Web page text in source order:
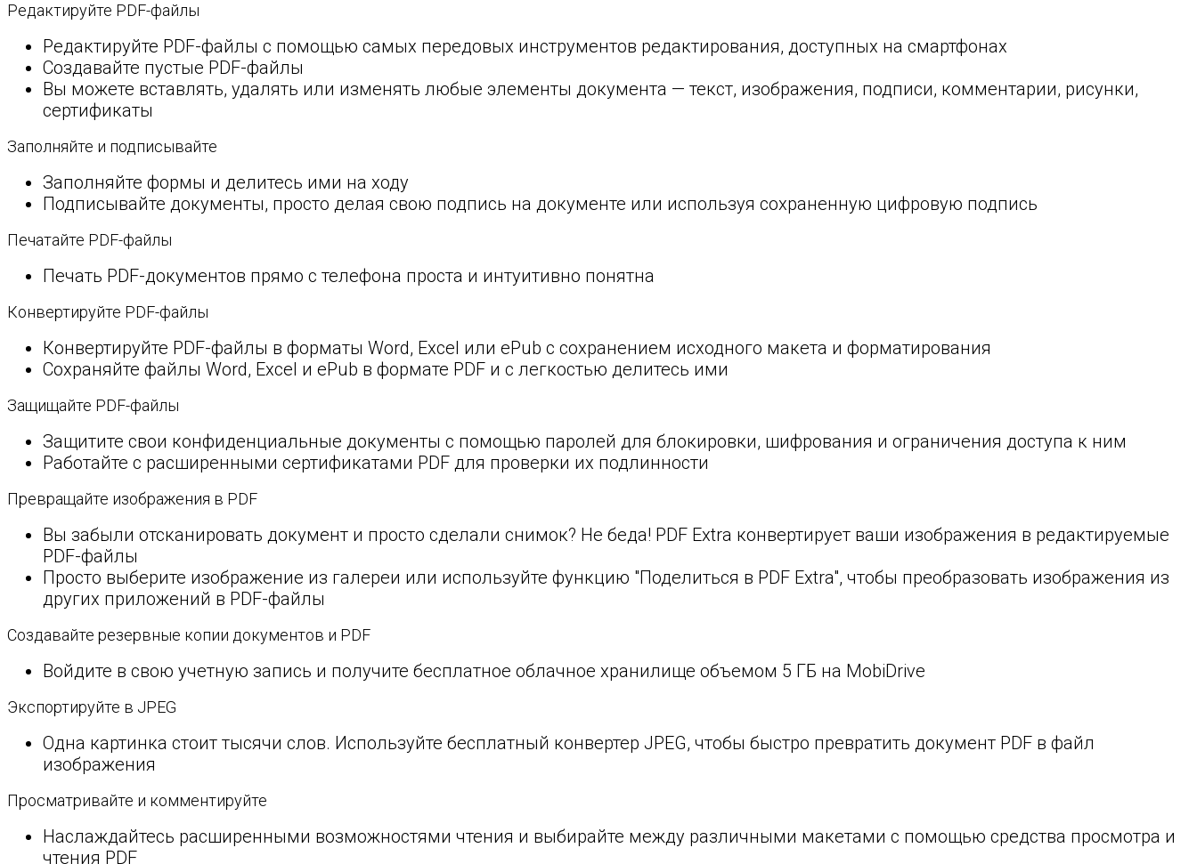
Редактируйте PDF-файлы
Редактируйте PDF-файлы с помощью самых передовых инструментов редактирования, доступных на смартфонах
Создавайте пустые PDF-файлы
Вы можете вставлять, удалять или изменять любые элементы документа — текст, изображения, подписи, комментарии, рисунки,
сертификаты
Заполняйте и подписывайте
Заполняйте формы и делитесь ими на ходу
Подписывайте документы, просто делая свою подпись на документе или используя сохраненную цифровую подпись
Печатайте PDF-файлы
Печать PDF-документов прямо с телефона проста и интуитивно понятна
Конвертируйте PDF-файлы
Конвертируйте PDF-файлы в форматы Word, Excel или ePub с сохранением исходного макета и форматирования
Сохраняйте файлы Word, Excel и ePub в формате PDF и с легкостью делитесь ими
Защищайте PDF-файлы
Защитите свои конфиденциальные документы с помощью паролей для блокировки, шифрования и ограничения доступа к ним
Работайте с расширенными сертификатами PDF для проверки их подлинности
Превращайте изображения в PDF
Вы забыли отсканировать документ и просто сделали снимок? Не беда! PDF Extra конвертирует ваши изображения в редактируемые
PDF-файлы
Просто выберите изображение из галереи или используйте функцию "Поделиться в PDF Extra", чтобы преобразовать изображения из
других приложений в PDF-файлы
Создавайте резервные копии документов и PDF
Войдите в свою учетную запись и получите бесплатное облачное хранилище объемом 5 ГБ на MobiDrive
Экспортируйте в JPEG
Одна картинка стоит тысячи слов. Используйте бесплатный конвертер JPEG, чтобы быстро превратить документ PDF в файл
изображения
Просматривайте и комментируйте
Наслаждайтесь расширенными возможностями чтения и выбирайте между различными макетами с помощью средства просмотра и
чтения PDF